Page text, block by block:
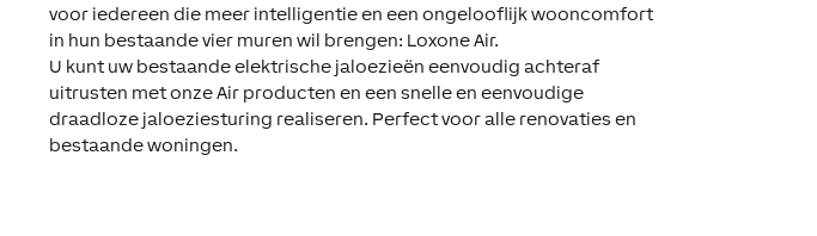
voor iedereen die meer intelligentie en een ongelooflijk wooncomfort
in hun bestaande vier muren wil brengen: Loxone Air.
U kunt uw bestaande elektrische jaloezieën eenvoudig achteraf
uitrusten met onze Air producten en een snelle en eenvoudige
draadloze jaloeziesturing realiseren. Perfect voor alle renovaties en
bestaande woningen.